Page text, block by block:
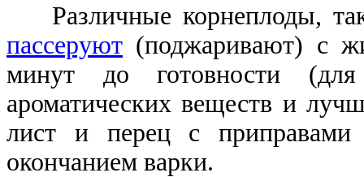
Различные корнеплоды,
пассеруют (поджаривают) с
минут до готовности
ароматических веществ и
лист и перец с
окончанием варки.